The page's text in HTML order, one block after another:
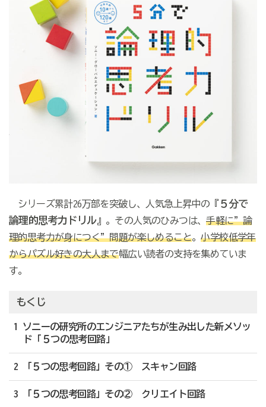
シリーズ累計26万部を突破し、人気急上昇中の『 ５分で
論理的思考力ドリル』。その人気のひみつは、手軽に”論
理的思考力が身につく”問題が楽しめること。小学校低学年
からパズル好きの大人まで幅広い読者の支持を集めていま
す。
もくじ
1 ソニーの研究所のエンジニアたちが生み出した新メソッ
ド「５つの思考回路」
2 「５つの思考回路」その① スキャン回路
3 「５つの思考回路」その② クリエイト回路